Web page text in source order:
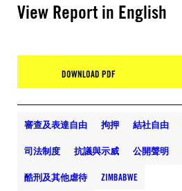
View Report in English
DOWNLOAD PDF
審查及表達自由 拘押 結社自由
司法制度 抗議與示威 公開聲明
酷刑及其他虐待 ZIMBABWE